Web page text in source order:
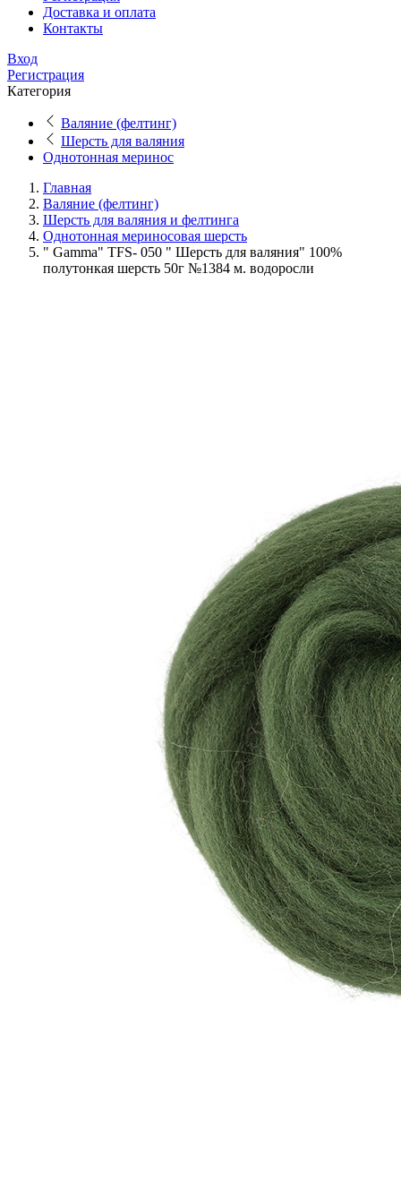
Доставка и оплата
Контакты
Вход
Регистрация
Категория
Валяние (фелтинг)
Шерсть для валяния
Однотонная меринос
Главная
Валяние (фелтинг)
Шерсть для валяния и фелтинга
Однотонная мериносовая шерсть
" Gamma" TFS- 050 " Шерсть для валяния" 100%
полутонкая шерсть 50г №1384 м. водоросли